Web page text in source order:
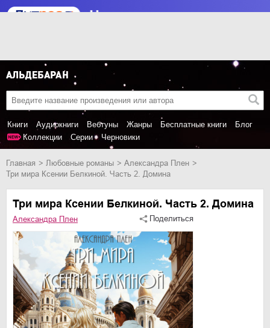
Книги Аудиокниги Вебтуны Жанры Бесплатные книги
Блог
Коллекции
Серии Черновики
Главная любовные романы
Александра Плен
Три мира Ксении Белкиной. Часть 2. Домина
Три мира Ксении Белкиной. Часть 2. Домина
Александра Плен Поделиться